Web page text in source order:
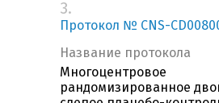
3.
Протокол № CNS-
Название протокола
Многоцентровое
рандомизированное